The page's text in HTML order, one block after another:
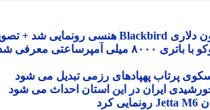
گوشی M8 Power پوکو با باتری ۸۰۰۰ میلی آمپرساعتی معرفی شد
پرتاب پهپادهای رزمی تبدیل می شود
ایران در این استان احداث می شود